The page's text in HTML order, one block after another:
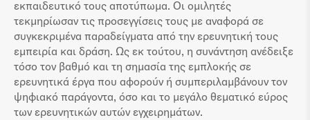
εκπαιδευτικό τους αποτύπωμα. Οι ομιλητές
τεκμηρίωσαν τις προσεγγίσεις τους με αναφορά σε
συγκεκριμένα παραδείγματα από την ερευνητική τους
εμπειρία και δράση. Ως εκ τούτου, η συνάντηση ανέδειξε
τόσο τον βαθμό και τη σημασία της εμπλοκής σε
ερευνητικά έργα που αφορούν ή συμπεριλαμβάνουν τον
ψηφιακό παράγοντα, όσο και το μεγάλο θεματικό εύρος
των ερευνητικών αυτών εγχειρημάτων.